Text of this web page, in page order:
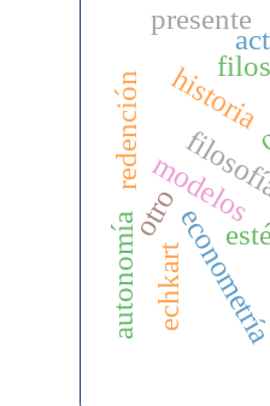
modelos
otro
echkart
redención
autonomía
historia
presente